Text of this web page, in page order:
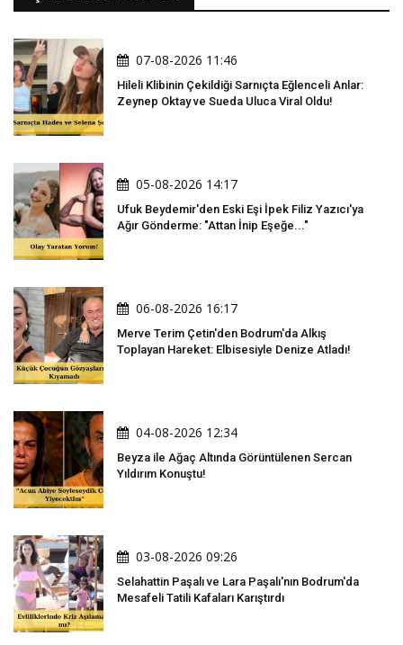
07-08-2026 11:46
Hileli Klibinin Çekildiği Sarnıçta Eğlenceli Anlar:
Zeynep Oktay ve Sueda Uluca Viral Oldu!
05-08-2026 14:17
Ufuk Beydemir'den Eski Eşi İpek Filiz Yazıcı'ya
Ağır Gönderme: "Attan İnip Eşeğe..."
06-08-2026 16:17
Merve Terim Çetin'den Bodrum'da Alkış
Toplayan Hareket: Elbisesiyle Denize Atladı!
04-08-2026 12:34
Beyza ile Ağaç Altında Görüntülenen Sercan
Yıldırım Konuştu!
03-08-2026 09:26
Selahattin Paşalı ve Lara Paşalı'nın Bodrum'da
Mesafeli Tatili Kafaları Karıştırdı